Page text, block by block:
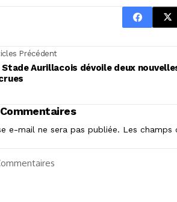
Précédent
Stade Aurillacois dévoile deux
e-mail ne sera pas publiée. Les champs